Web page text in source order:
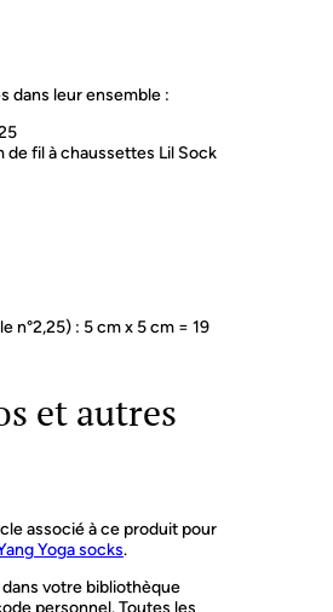
dans leur ensemble :
fil à chaussettes Lil Sock
n°2,25) : 5 cm x 5 cm = 19
et autres
associé à ce produit pour
Yoga socks.
votre bibliothèque
personnel. Toutes les